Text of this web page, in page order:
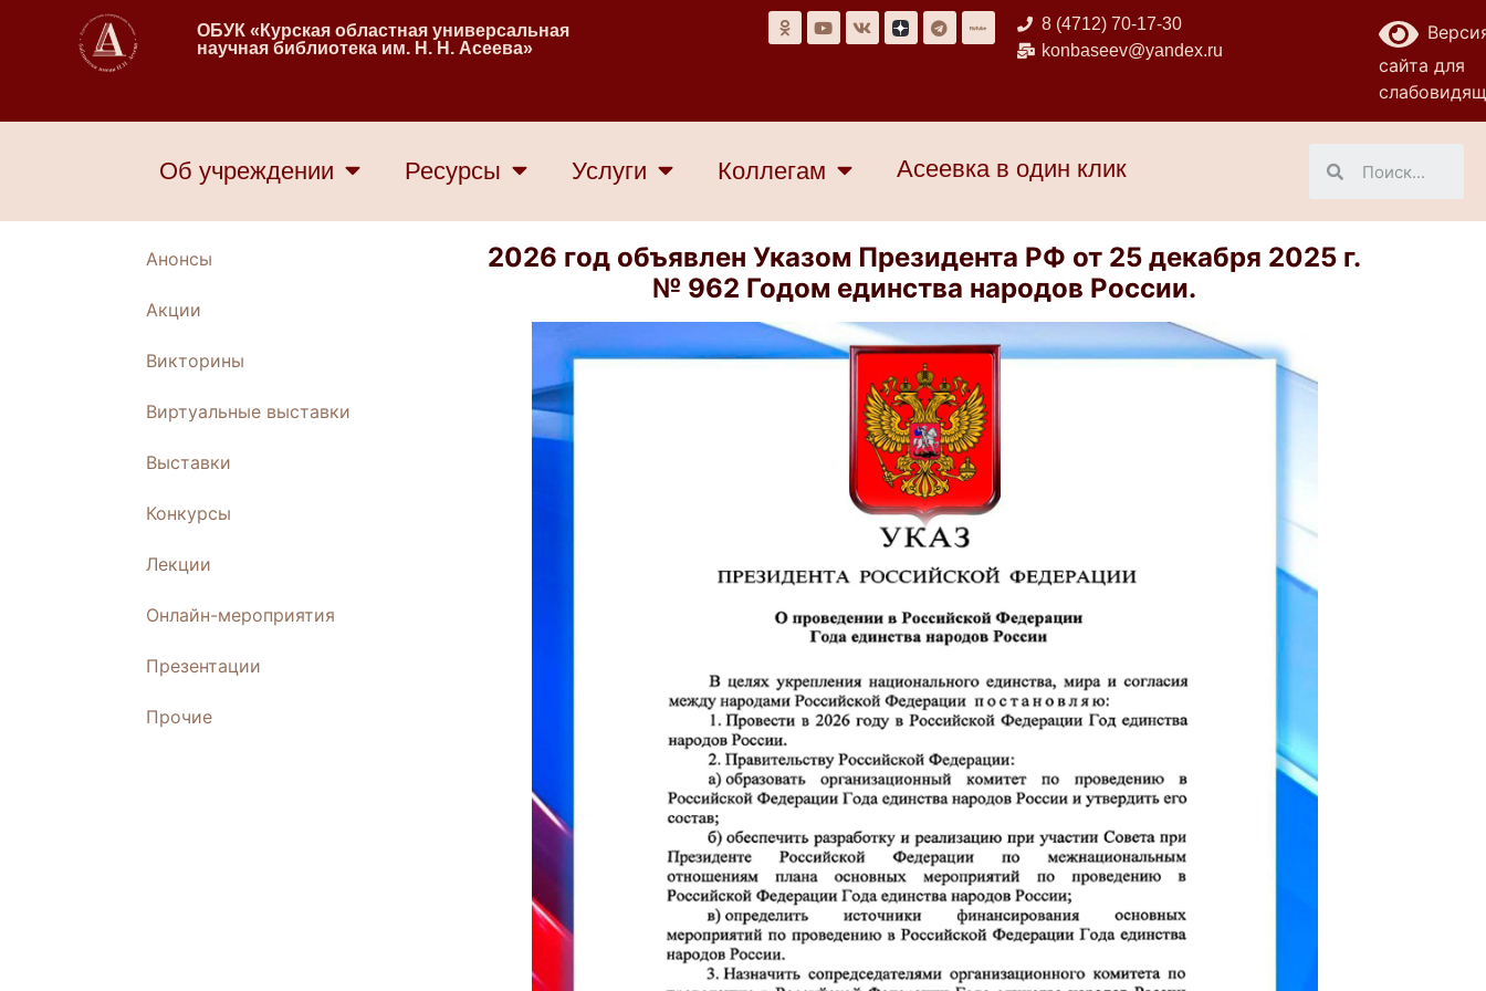
ОБУК «Курская областная универсальная
научная библиотека им. Н. Н. Асеева»
8 (4712) 70-17-30
konbaseev@yandex.ru
сайта для
Об учреждении Ресурсы Услуги Коллегам Асеевка в один клик
Анонсы
Акции
Викторины
Виртуальные выставки
Выставки
Конкурсы
Лекции
Онлайн-мероприятия
Презентации
Прочие
2026 год объявлен Указом Президента РФ от 25 декабря 2025 г.
№ 962 Годом единства народов России.